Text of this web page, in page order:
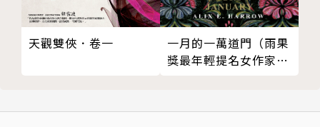
界旗手的地位屹立不墜。
第三十九章 志趣相投
版權頁
天觀雙俠．卷一
一月的一萬道門（雨果
獎最年輕提名女作家，